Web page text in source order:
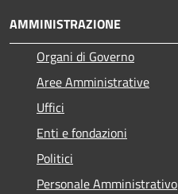
AMMINISTRAZIONE
Organi di Governo
Aree Amministrative
Uffici
Enti e fondazioni
Politici
Personale Amministrativo